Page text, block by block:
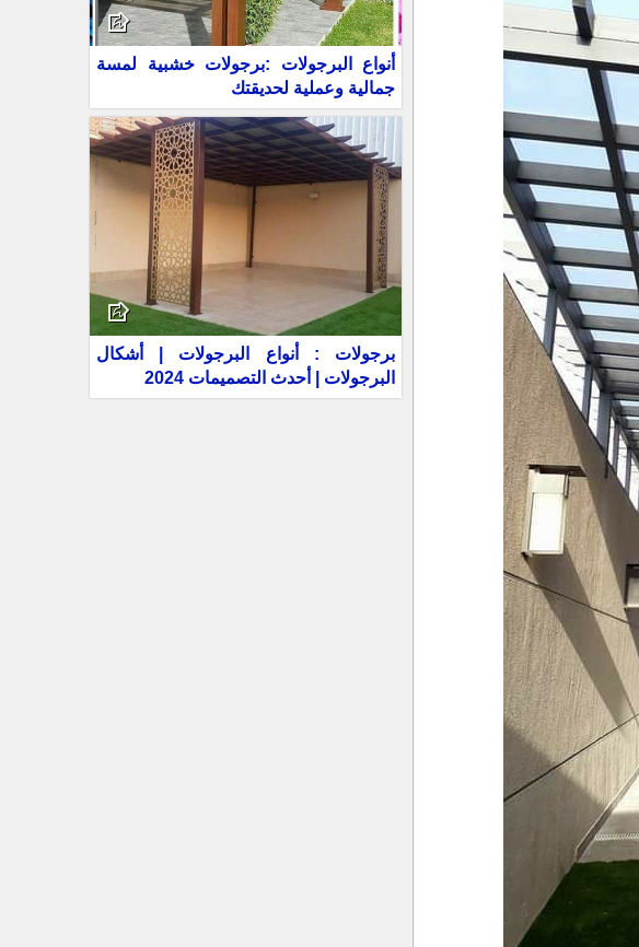
أنواع البرجولات :برجولات خشبية لمسة
جمالية وعملية لحديقتك
برجولات : أنواع البرجولات | أشكال
البرجولات | أحدث التصميمات 2024